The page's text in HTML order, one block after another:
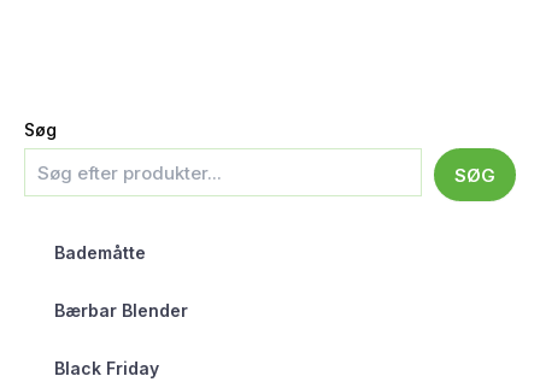
Søg
SØG
Bademåtte
Bærbar Blender
Black Friday